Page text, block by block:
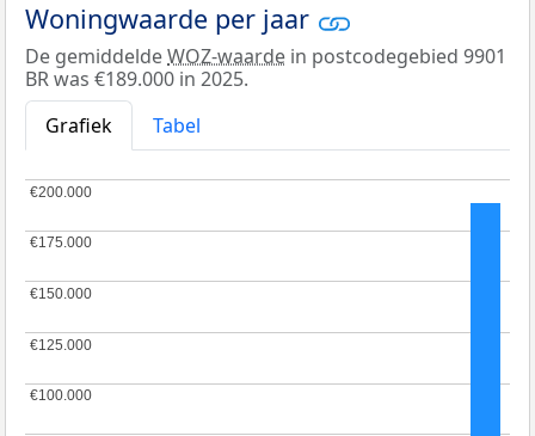
Woningwaarde per jaar
De gemiddeldeWOZ-waarde in postcodegebied 9901
BR was €189.000 in 2025.
Grafiek
Tabel
€100.000
€100.000
€125.000
€125.000
€150.000
€150.000
€175.000
€175.000
€200.000
€200.000